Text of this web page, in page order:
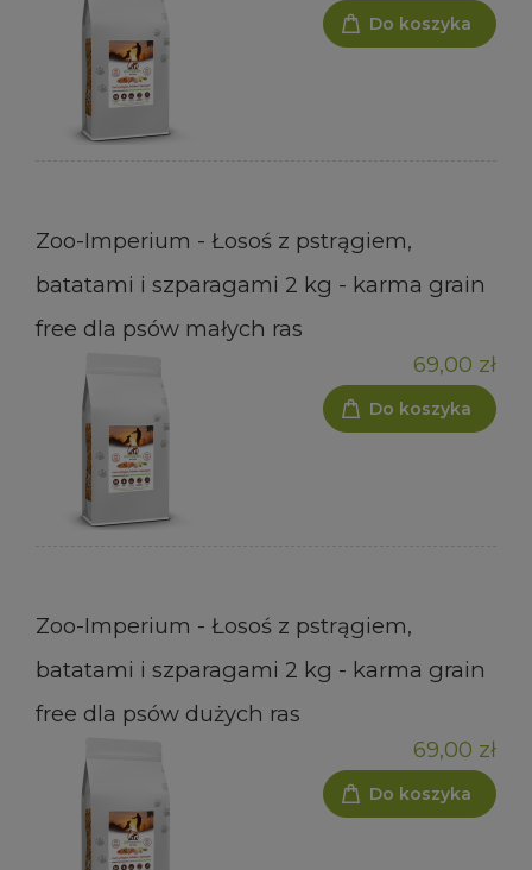
Do koszyka
Zoo-Imperium - Łosoś z pstrągiem,
batatami i szparagami 2 kg - karma grain
free dla psów małych ras
69,00 zł
Do koszyka
Zoo-Imperium - Łosoś z pstrągiem,
batatami i szparagami 2 kg - karma grain
free dla psów dużych ras
69,00 zł
Do koszyka